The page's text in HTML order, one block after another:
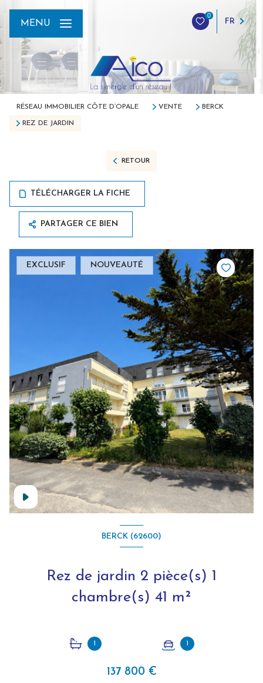
0
FR
MENU
RÉSEAU IMMOBILIER CÔTE D’OPALE VENTE BERCK
REZ DE JARDIN
RETOUR
TÉLÉCHARGER LA FICHE
PARTAGER CE BIEN
EXCLUSIF NOUVEAUTÉ
BERCK (62600)
Rez de jardin 2 pièce(s) 1
chambre(s) 41 m²
1 1
137 800 €